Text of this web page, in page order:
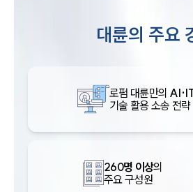
대륜의 주요
로펌 대륜만의
기술 활용 소송 전략
260명 이상의
주요 구성원